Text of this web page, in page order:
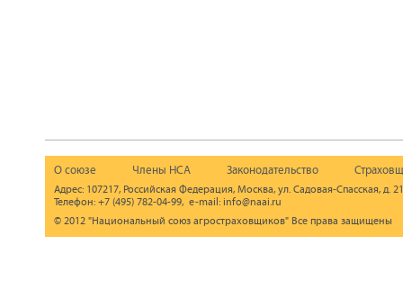
О союзе Члены НСА Законодательство
Адрес: 107217, Российская Федерация, Москва, ул. Садовая-Спасская, д.
Телефон: +7 (495) 782-04-99, e-mail: info@naai.ru
© 2012 "Национальный союз агростраховщиков" Все права защищены